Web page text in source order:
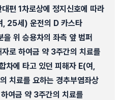
편 1차로상에 정지신호에 따라
, 25세) 운전의 D 카스타
을 위 승용차의 좌측 앞 범퍼
로 하여금 약 3주간의 치료를
차에 타고 있던 피해자 E(여,
치료를 요하는 경추부염좌상
여금 약 3주간의 치료를